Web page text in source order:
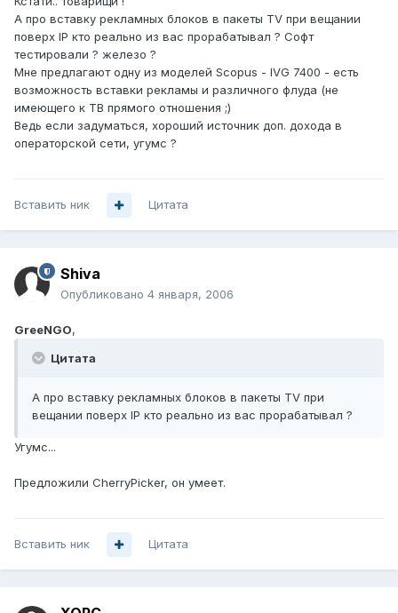
А про вставку рекламных блоков в пакеты TV при вещании
поверх IP кто реально из вас прорабатывал ? Софт
тестировали ? железо ?
Мне предлагают одну из моделей Scopus - IVG 7400 - есть
возможность вставки рекламы и различного флуда (не
имеющего к ТВ прямого отношения ;)
Ведь если задуматься, хороший источник доп. дохода в
операторской сети, угумс ?
Вставить ник Цитата
Shiva
Опубликовано 4 января, 2006
GreeNGO,
Цитата
А про вставку рекламных блоков в пакеты TV при
вещании поверх IP кто реально из вас прорабатывал ?
Угумс...
Предложили CherryPicker, он умеет.
Вставить ник Цитата